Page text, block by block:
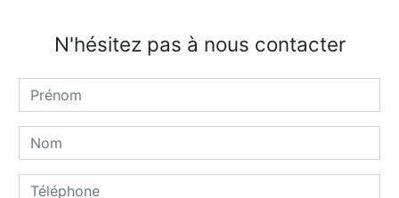
N'hésitez pas à nous contacter